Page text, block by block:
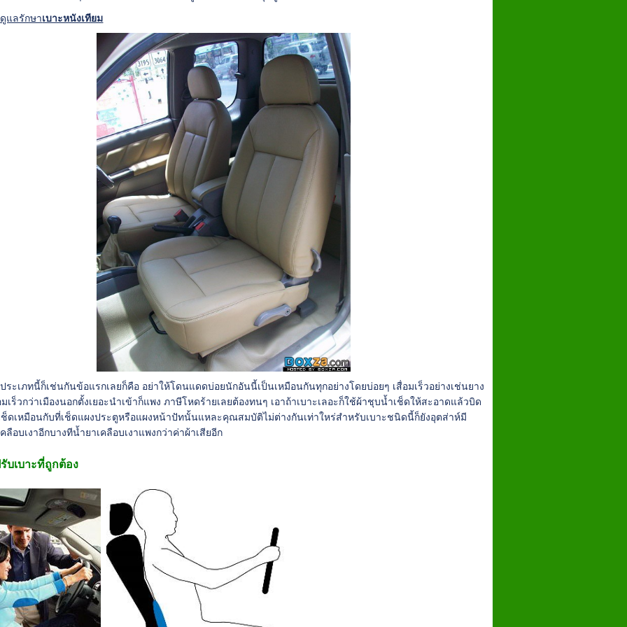
แลรักษาเบาะหนังเทียม
ระเภทนี้ก็เช่นกันข้อแรกเลยก็คือ อย่าให้โดนแดดบ่อยนักอันนี้เป็นเหมือนกันทุกอย่างโดยบ่อยๆ เสื่อมเร็วอย่างเช่นยาง
มเร็วกว่าเมืองนอกตั้งเยอะนำเข้าก็แพง ภาษีโหดร้ายเลยต้องทนๆ เอาถ้าเบาะเลอะก็ใช้ผ้าชุบน้ำเช็ดให้สะอาดแล้วบิด
ช็ดเหมือนกับที่เช็ดแผงประตูหรือแผงหน้าปัทนั้นแหละคุณสมบัติไม่ต่างกันเท่าใหร่สำหรับเบาะชนิดนี้ก็ยังอุตส่าห์มี
ลือบเงาอีกบางทีน้ำยาเคลือบเงาแพงกว่าค่าผ้าเสียอีก
บเบาะที่ถูกต้อง